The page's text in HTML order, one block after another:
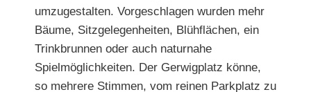
umzugestalten. Vorgeschlagen wurden mehr
Bäume, Sitzgelegenheiten, Blühflächen, ein
Trinkbrunnen oder auch naturnahe
Spielmöglichkeiten. Der Gerwigplatz könne,
so mehrere Stimmen, vom reinen Parkplatz zu